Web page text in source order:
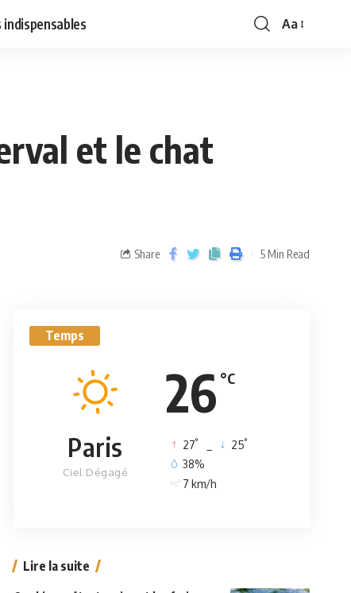
Aa
et le chat
Share 5 Min Read
Temps
26 °C
Paris
Ciel Dégagé
27° 25°
38%
7 km/h
Lire la suite